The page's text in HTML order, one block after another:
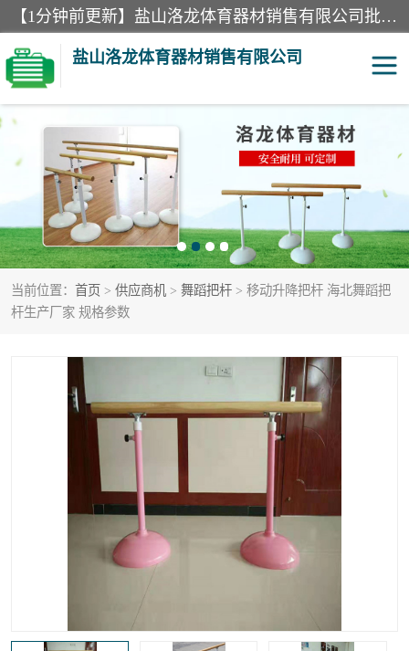
【1分钟前更新】盐山洛龙体育器材销售有限公司批量供应：300米障碍器材、400米障碍器材、部队训练器材、双杠、体操垫、舞蹈把杆等产品。盐山洛龙体育器材销售有限公司经过多年的发展，集研发，生产，销售，售后服务为一体. 奉行“质量，信誉，服务”的宗旨，以开拓创新的精神和真诚守信的态度积极进取。
盐山洛龙体育器材销售有限公司
当前位置： 首页 > 供应商机 > 舞蹈把杆 > 移动升降把杆 海北舞蹈把
杆生产厂家 规格参数
单双杠 舞蹈把杆
400米障碍器材 体操垫
300米障碍器材 攀爬架
塑胶跑道 400米障碍器材1